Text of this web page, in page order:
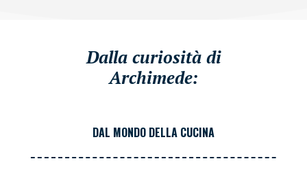
Dalla curiosità di
Archimede:
DAL MONDO DELLA CUCINA